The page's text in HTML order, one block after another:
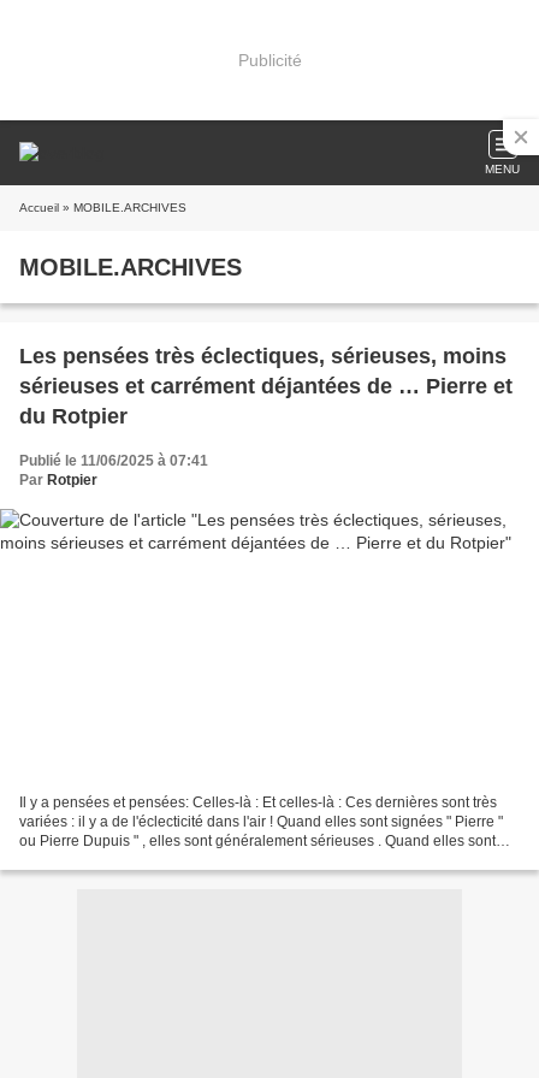
Publicité
MENU
Accueil » MOBILE.ARCHIVES
MOBILE.ARCHIVES
Les pensées très éclectiques, sérieuses, moins
sérieuses et carrément déjantées de … Pierre et
du Rotpier
Publié le 11/06/2025 à 07:41
Par Rotpier
Il y a pensées et pensées: Celles-là : Et celles-là : Ces dernières sont très
variées : il y a de l'éclecticité dans l'air ! Quand elles sont signées " Pierre "
ou Pierre Dupuis " , elles sont généralement sérieuses . Quand elles sont